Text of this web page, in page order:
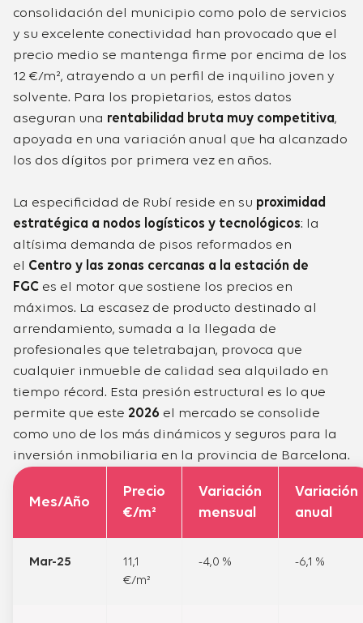
Mes/Año
Precio
€/m²
Variación
mensual
Variación
anual
Mar-25
11,1
€/m²
-4,0 % -6,1 %
consolidación del municipio como polo de servicios
y su excelente conectividad han provocado que el
precio medio se mantenga firme por encima de los
12 €/m², atrayendo a un perfil de inquilino joven y
solvente. Para los propietarios, estos datos
aseguran una rentabilidad bruta muy competitiva,
apoyada en una variación anual que ha alcanzado
los dos dígitos por primera vez en años.
La especificidad de Rubí reside en su proximidad
estratégica a nodos logísticos y tecnológicos: la
altísima demanda de pisos reformados en
el Centro y las zonas cercanas a la estación de
FGC es el motor que sostiene los precios en
máximos. La escasez de producto destinado al
arrendamiento, sumada a la llegada de
profesionales que teletrabajan, provoca que
cualquier inmueble de calidad sea alquilado en
tiempo récord. Esta presión estructural es lo que
permite que este 2026 el mercado se consolide
como uno de los más dinámicos y seguros para la
inversión inmobiliaria en la provincia de Barcelona.